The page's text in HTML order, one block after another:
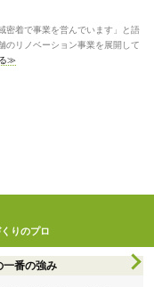
密着で事業を営んでいます」と語
のリノベーション事業を展開して
る≫
りのプロ
一番の強み